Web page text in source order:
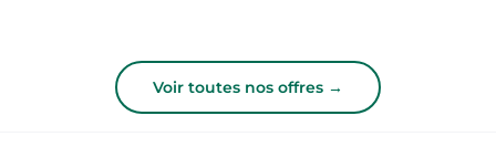
Voir toutes nos offres →